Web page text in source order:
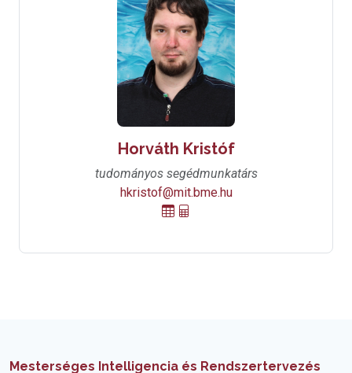
Horváth Kristóf
tudományos segédmunkatárs
hkristof@mit.bme.hu
Mesterséges Intelligencia és Rendszertervezés